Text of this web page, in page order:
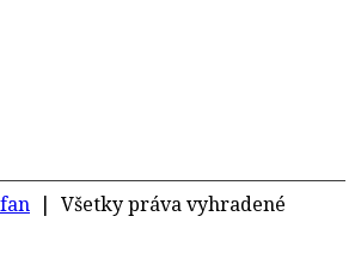
| Všetky práva vyhradené